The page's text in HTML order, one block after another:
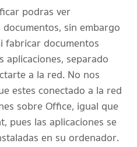
podras ver
sin embargo
fabricar documentos
aplicaciones, separado
a la red. No nos
estes conectado a la red
sobre Office, igual que
pues las aplicaciones se
en su ordenador.